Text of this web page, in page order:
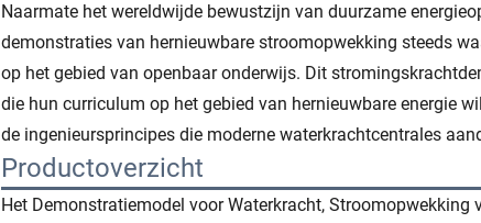
Naarmate het wereldwijde bewustzijn van duurzame
demonstraties van hernieuwbare stroomopwekking steeds
op het gebied van openbaar onderwijs. Dit
die hun curriculum op het gebied van hernieuwbare energie
de ingenieursprincipes die moderne waterkrachtcentrales
Productoverzicht
Het Demonstratiemodel voor Waterkracht,